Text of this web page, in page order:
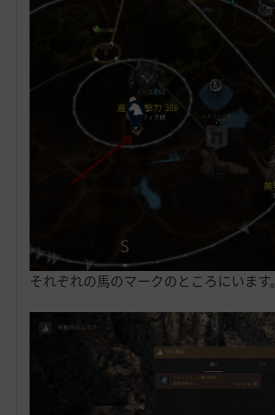
それぞれの馬のマークのところにいます。